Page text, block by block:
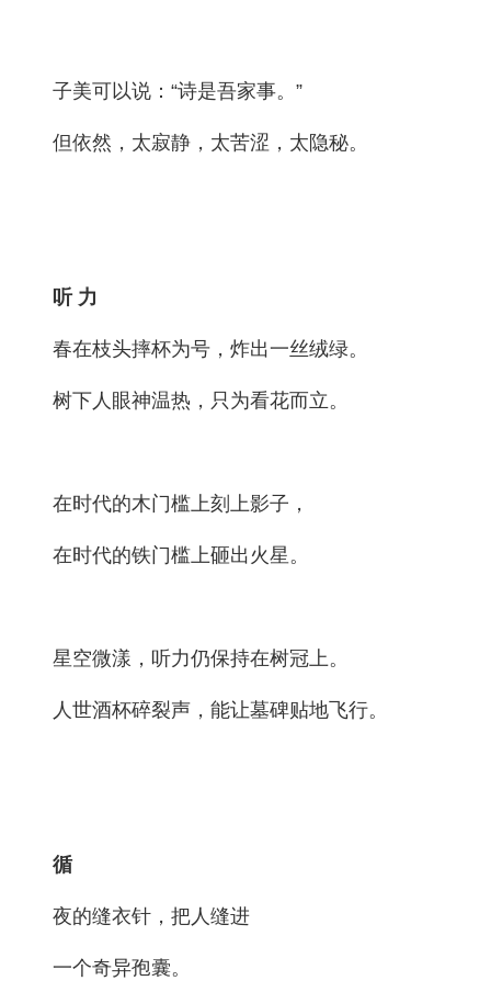
子美可以说：“诗是吾家事。”
但依然，太寂静，太苦涩，太隐秘。
听 力
春在枝头摔杯为号，炸出一丝绒绿。
树下人眼神温热，只为看花而立。
在时代的木门槛上刻上影子，
在时代的铁门槛上砸出火星。
星空微漾，听力仍保持在树冠上。
人世酒杯碎裂声，能让墓碑贴地飞行。
循
夜的缝衣针，把人缝进
一个奇异孢囊。